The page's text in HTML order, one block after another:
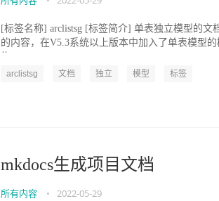
[标签名称] arclistsg [标签简介] 单表独立模型的
的内容，在V5.3系统以上版本中加入了单表模型
arclistsg 文档 独立 模型 标签
mkdocs生成项目文档
所有内容 • 2022-05-29